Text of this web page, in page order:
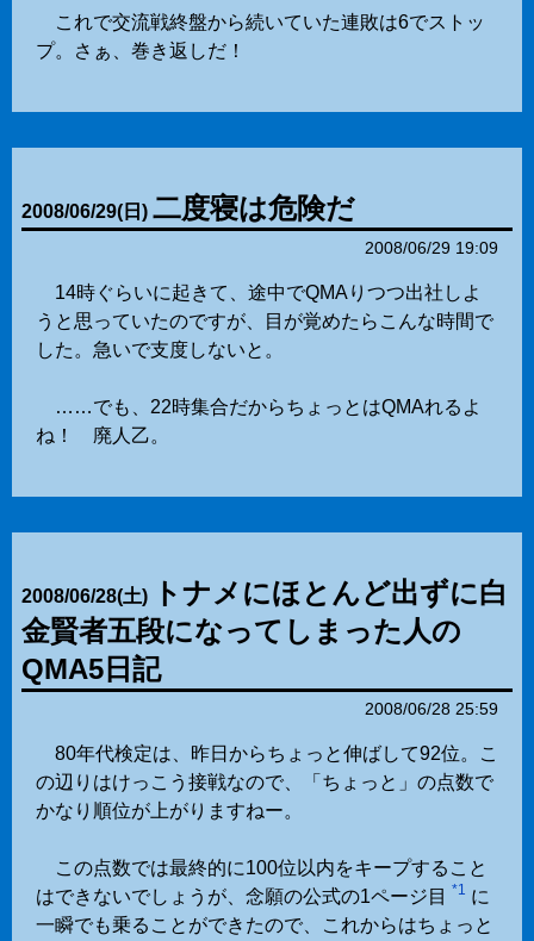
これで交流戦終盤から続いていた連敗は6でストッ
プ。さぁ、巻き返しだ！
2008/06/29(日) 二度寝は危険だ
2008/06/29 19:09
14時ぐらいに起きて、途中でQMAりつつ出社しよ
うと思っていたのですが、目が覚めたらこんな時間で
した。急いで支度しないと。
……でも、22時集合だからちょっとはQMAれるよ
ね！ 廃人乙。
2008/06/28(土)
トナメにほとんど出ずに白
金賢者五段になってしまった人の
QMA5日記
2008/06/28 25:59
80年代検定は、昨日からちょっと伸ばして92位。こ
の辺りはけっこう接戦なので、「ちょっと」の点数で
かなり順位が上がりますねー。
この点数では最終的に100位以内をキープすること
はできないでしょうが、念願の公式の1ページ目 *1 に
一瞬でも乗ることができたので、これからはちょっと